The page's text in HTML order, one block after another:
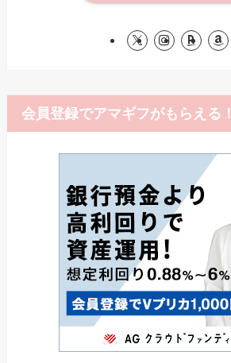
会員登録でアマギフがもらえる！